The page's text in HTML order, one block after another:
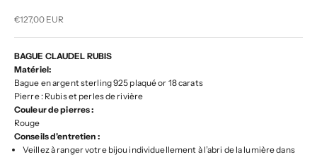
Prix de vente
€127,00 EUR
BAGUE CLAUDEL RUBIS
Matériel:
Bague en argent sterling 925 plaqué or 18 carats
Pierre : Rubis et perles de rivière
Couleur de pierres :
Rouge
Conseils d'entretien :
Veillez à ranger votre bijou individuellement à l’abri de la lumière dans